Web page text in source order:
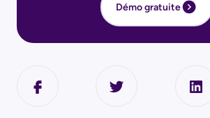
Démo gratuite